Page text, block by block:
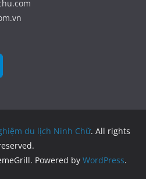
du lịch Ninh Chữ. All rights
Powered by WordPress.